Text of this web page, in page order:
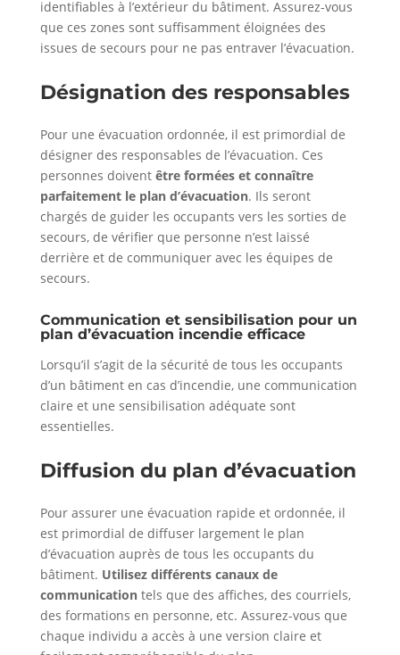
identifiables à l’extérieur du bâtiment. Assurez-vous
que ces zones sont suffisamment éloignées des
issues de secours pour ne pas entraver l’évacuation.
Désignation des responsables
Pour une évacuation ordonnée, il est primordial de
désigner des responsables de l’évacuation. Ces
personnes doivent être formées et connaître
parfaitement le plan d’évacuation. Ils seront
chargés de guider les occupants vers les sorties de
secours, de vérifier que personne n’est laissé
derrière et de communiquer avec les équipes de
secours.
Communication et sensibilisation pour un
plan d’évacuation incendie efficace
Lorsqu’il s’agit de la sécurité de tous les occupants
d’un bâtiment en cas d’incendie, une communication
claire et une sensibilisation adéquate sont
essentielles.
Diffusion du plan d’évacuation
Pour assurer une évacuation rapide et ordonnée, il
est primordial de diffuser largement le plan
d’évacuation auprès de tous les occupants du
bâtiment. Utilisez différents canaux de
communicationtels que des affiches, des courriels,
des formations en personne, etc. Assurez-vous que
chaque individu a accès à une version claire et